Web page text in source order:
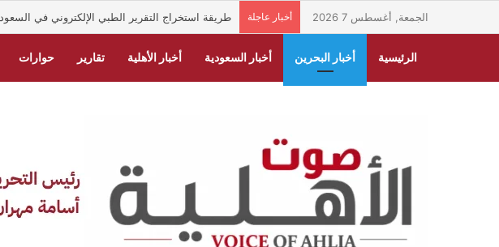
الجمعة, أغسطس 7 2026 أخبار عاجلة طريقة استخراج التقرير الطبي الإلكتروني في السعودية 2026.. الخطوات
الرئيسية أخبار البحرين أخبار السعودية أخبار الأهلية تقارير حوارات